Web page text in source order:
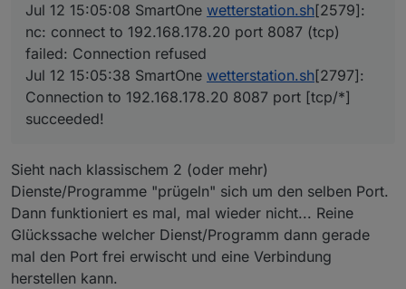
Jul 12 15:03:38 SmartOne
Jul 12 15:04:08 SmartOne
Jul 12 15:04:38 SmartOne
Jul 12 15:05:08 SmartOne
Jul 12 15:05:38 SmartOne
Warning: journal has been rotated since
lines 1-23/23 (END)...skipping...
Active: active (running) since Sun
Invocation:
   Main PID: 735 (wetterstation.s)
      Tasks: 5 (limit: 18828)
     Memory: 9.1M (peak: 13.7M)
        CPU: 2min 16.193s
CGroup: /system.slice/
Kennt jemand die Ursache/Lösung?
Jul 12 15:05:08 SmartOne wetterstation.sh[2579]:
nc: connect to 192.168.178.20 port 8087 (tcp)
failed: Connection refused
Jul 12 15:05:38 SmartOne wetterstation.sh[2797]:
Connection to 192.168.178.20 8087 port [tcp/*]
succeeded!
Sieht nach klassischem 2 (oder mehr)
Dienste/Programme "prügeln" sich um den selben Port.
Dann funktioniert es mal, mal wieder nicht... Reine
Glückssache welcher Dienst/Programm dann gerade
mal den Port frei erwischt und eine Verbindung
herstellen kann.